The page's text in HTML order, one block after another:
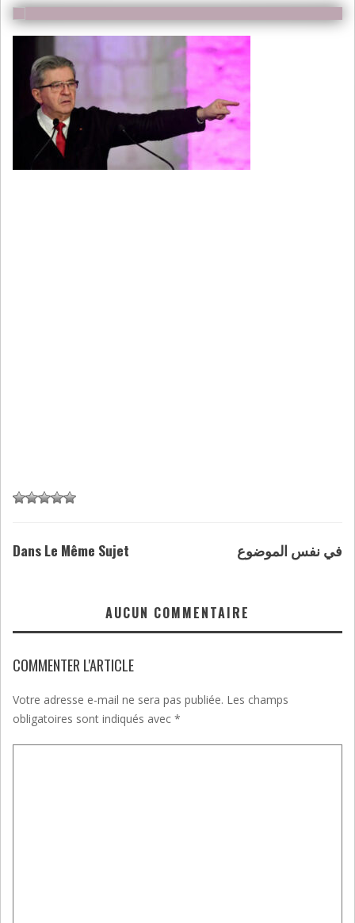
Dans Le Même Sujet في نفس الموضوع
AUCUN COMMENTAIRE
COMMENTER L'ARTICLE
Votre adresse e-mail ne sera pas publiée. Les champs
obligatoires sont indiqués avec *